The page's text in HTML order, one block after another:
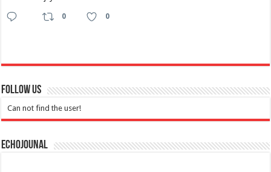
0 0
Follow Us
Can not find the user!
Echojounal